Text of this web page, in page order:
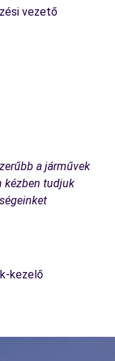
vezető
a járművek
kézben tudjuk
kezelő